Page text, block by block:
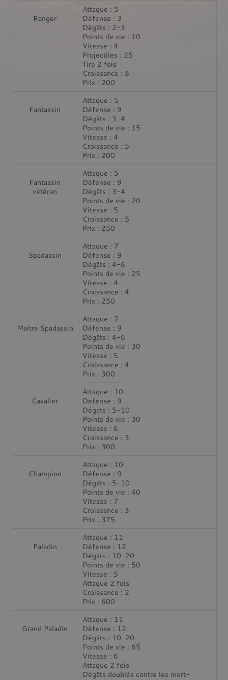
Ranger
Attaque : 5
Défense : 3
Dégâts : 2-3
Points de vie : 10
Vitesse : 4
Projectiles : 25
Tire 2 fois
Croissance : 8
Prix : 200
Fantassin
Attaque : 5
Défense : 9
Dégâts : 3-4
Points de vie : 15
Vitesse : 4
Croissance : 5
Prix : 200
Fantassin
vétéran
Attaque : 5
Défense : 9
Dégâts : 3-4
Points de vie : 20
Vitesse : 5
Croissance : 5
Prix : 250
Spadassin
Attaque : 7
Défense : 9
Dégâts : 4-6
Points de vie : 25
Vitesse : 4
Croissance : 4
Prix : 250
Maître Spadassin
Attaque : 7
Défense : 9
Dégâts : 4-6
Points de vie : 30
Vitesse : 5
Croissance : 4
Prix : 300
Cavalier
Attaque : 10
Defense : 9
Dégats : 5-10
Points de vie : 30
Vitesse : 6
Croissance : 3
Prix : 300
Champion
Attaque : 10
Défense : 9
Dégâts : 5-10
Points de vie : 40
Vitesse : 7
Croissance : 3
Prix : 375
Paladin
Attaque : 11
Défense : 12
Dégâts : 10-20
Points de vie : 50
Vitesse : 5
Attaque 2 fois
Croissance : 2
Prix : 600
Grand Paladin
Attaque : 11
Défense : 12
Dégâts : 10-20
Points de vie : 65
Vitesse : 6
Attaque 2 fois
Dégâts doublés contre les mort-